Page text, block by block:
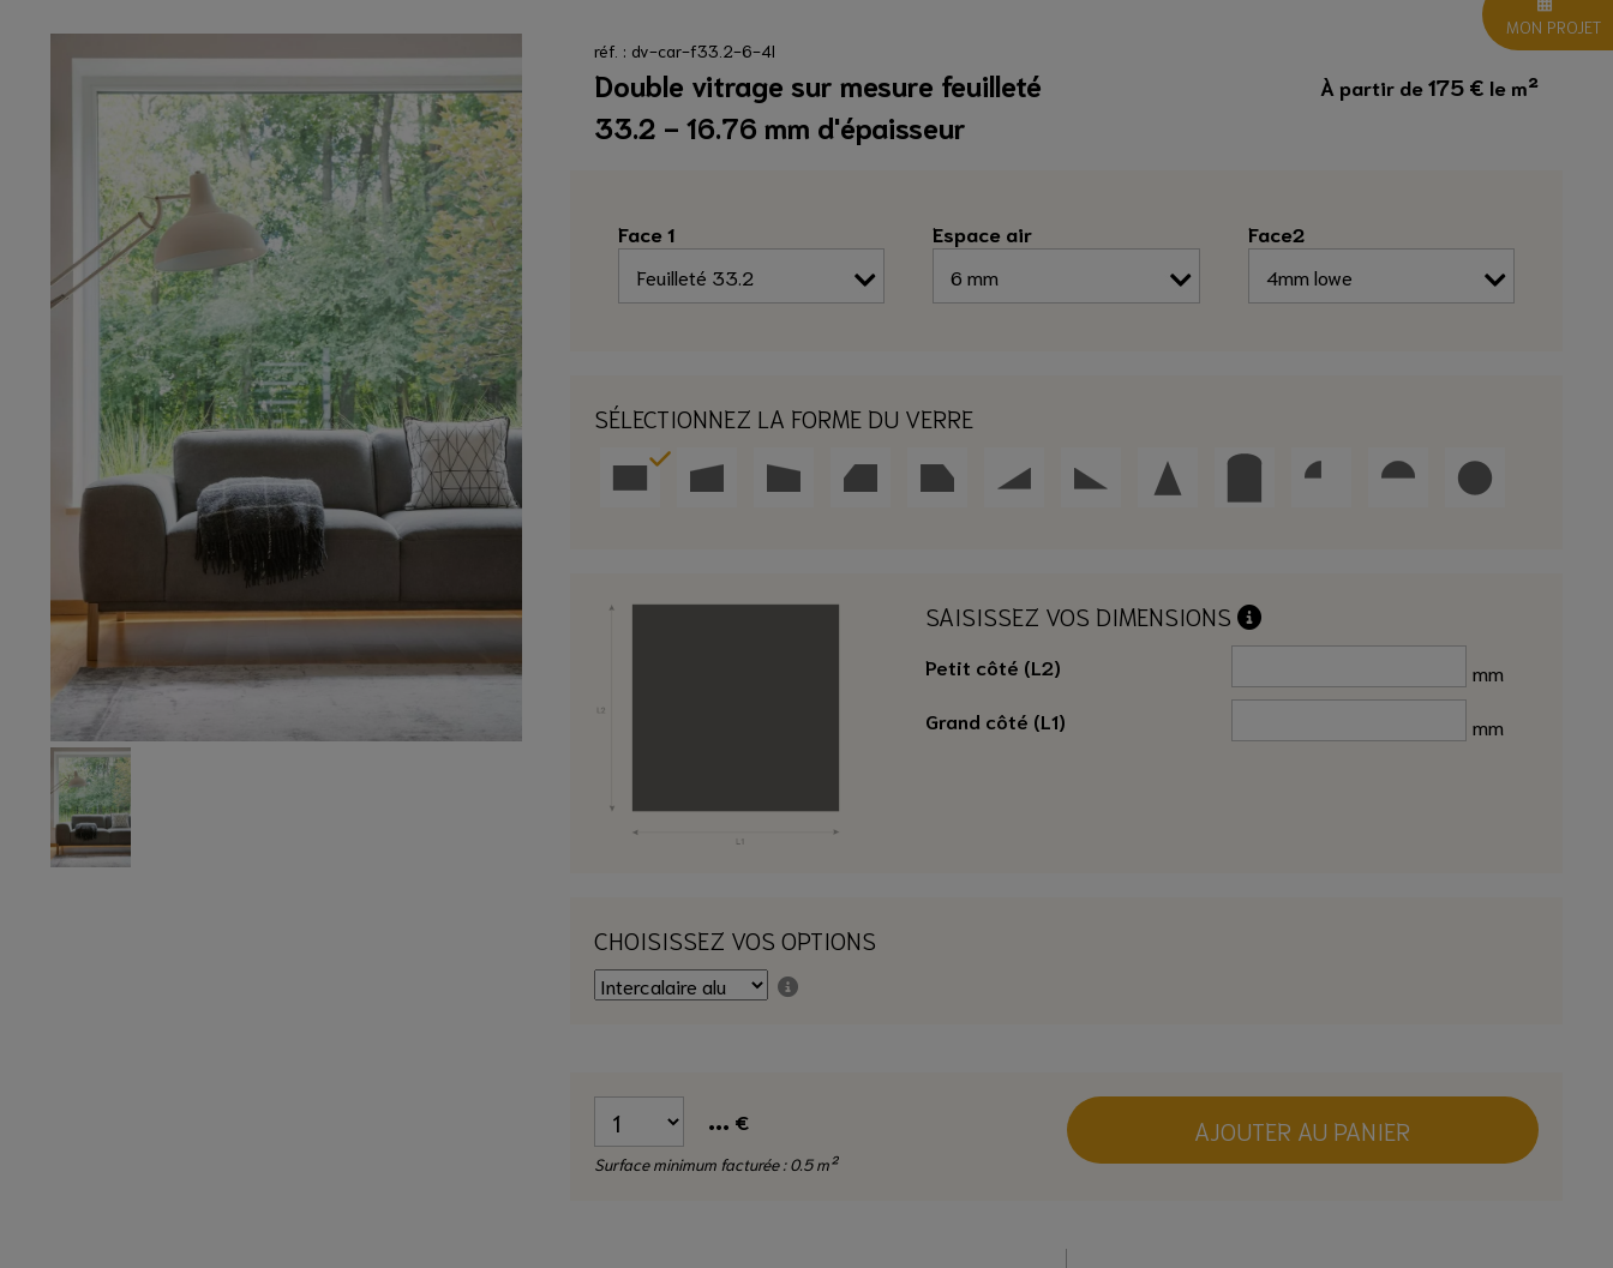
réf. : dv-car-f33.2-6-4l
Double vitrage sur mesure feuilleté
33.2 - 16.76 mm d'épaisseur
À partir de175 € le m²
Face 1 Espace air Face2
SÉLECTIONNEZ LA FORME DU VERRE
SAISISSEZ VOS DIMENSIONS
Petit côté (L2)
mm
Grand côté (L1)
mm
CHOISISSEZ VOS OPTIONS
... €
Surface minimum facturée : 0.5 m²
AJOUTER AU PANIER
MON PROJET